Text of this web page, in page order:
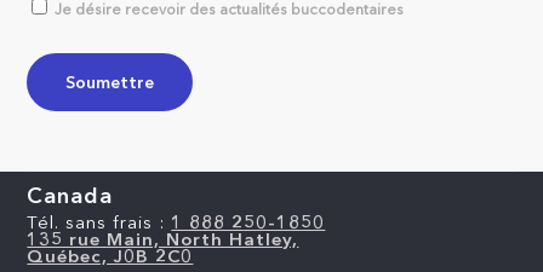
Je désire recevoir des actualités buccodentaires
Canada
Tél. sans frais : 1 888 250-1850
135 rue Main, North Hatley,
Québec, J0B 2C0